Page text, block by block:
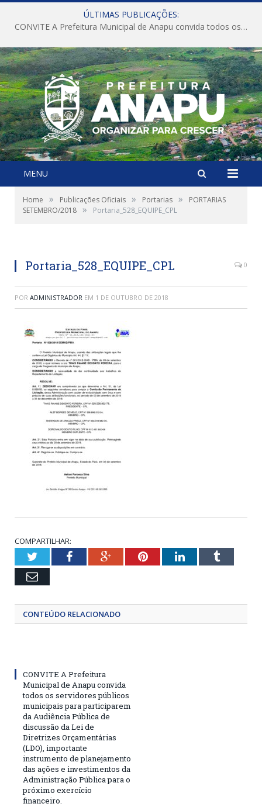
ÚLTIMAS PUBLICAÇÕES:
CONVITE A Prefeitura Municipal de Anapu convida todos os servidores públicos municipais para participarem da Audiência Pública de discussão da Lei de Diretrizes Orçamentárias (LDO), importante instrumento de planejamento das ações e investimentos da Administração Pública para o próximo exercício financeiro.
MENU
Home » Publicações Oficiais » Portarias »
PORTARIAS
SETEMBRO/2018 » Portaria_528_EQUIPE_CPL
Portaria_528_EQUIPE_CPL 0
POR ADMINISTRADOR EM 1 DE OUTUBRO DE 2018
COMPARTILHAR:
TwitterFacebookGoogle+PinterestLinkedInTumblr
Email
CONTEÚDO RELACIONADO
CONVITE A Prefeitura
Municipal de Anapu convida
todos os servidores públicos
municipais para participarem
da Audiência Pública de
discussão da Lei de
Diretrizes Orçamentárias
(LDO), importante
instrumento de planejamento
das ações e investimentos da
Administração Pública para o
próximo exercício
financeiro.